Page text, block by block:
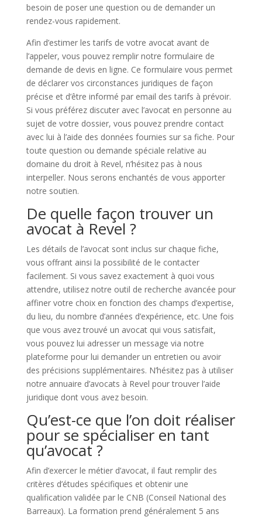
besoin de poser une question ou de demander un
rendez-vous rapidement.
Afin d’estimer les tarifs de votre avocat avant de
l’appeler, vous pouvez remplir notre formulaire de
demande de devis en ligne. Ce formulaire vous permet
de déclarer vos circonstances juridiques de façon
précise et d’être informé par email des tarifs à prévoir.
Si vous préférez discuter avec l’avocat en personne au
sujet de votre dossier, vous pouvez prendre contact
avec lui à l’aide des données fournies sur sa fiche. Pour
toute question ou demande spéciale relative au
domaine du droit à Revel, n’hésitez pas à nous
interpeller. Nous serons enchantés de vous apporter
notre soutien.
De quelle façon trouver un
avocat à Revel ?
Les détails de l’avocat sont inclus sur chaque fiche,
vous offrant ainsi la possibilité de le contacter
facilement. Si vous savez exactement à quoi vous
attendre, utilisez notre outil de recherche avancée pour
affiner votre choix en fonction des champs d’expertise,
du lieu, du nombre d’années d’expérience, etc. Une fois
que vous avez trouvé un avocat qui vous satisfait,
vous pouvez lui adresser un message via notre
plateforme pour lui demander un entretien ou avoir
des précisions supplémentaires. N’hésitez pas à utiliser
notre annuaire d’avocats à Revel pour trouver l’aide
juridique dont vous avez besoin.
Qu’est-ce que l’on doit réaliser
pour se spécialiser en tant
qu’avocat ?
Afin d’exercer le métier d’avocat, il faut remplir des
critères d’études spécifiques et obtenir une
qualification validée par le CNB (Conseil National des
Barreaux). La formation prend généralement 5 ans